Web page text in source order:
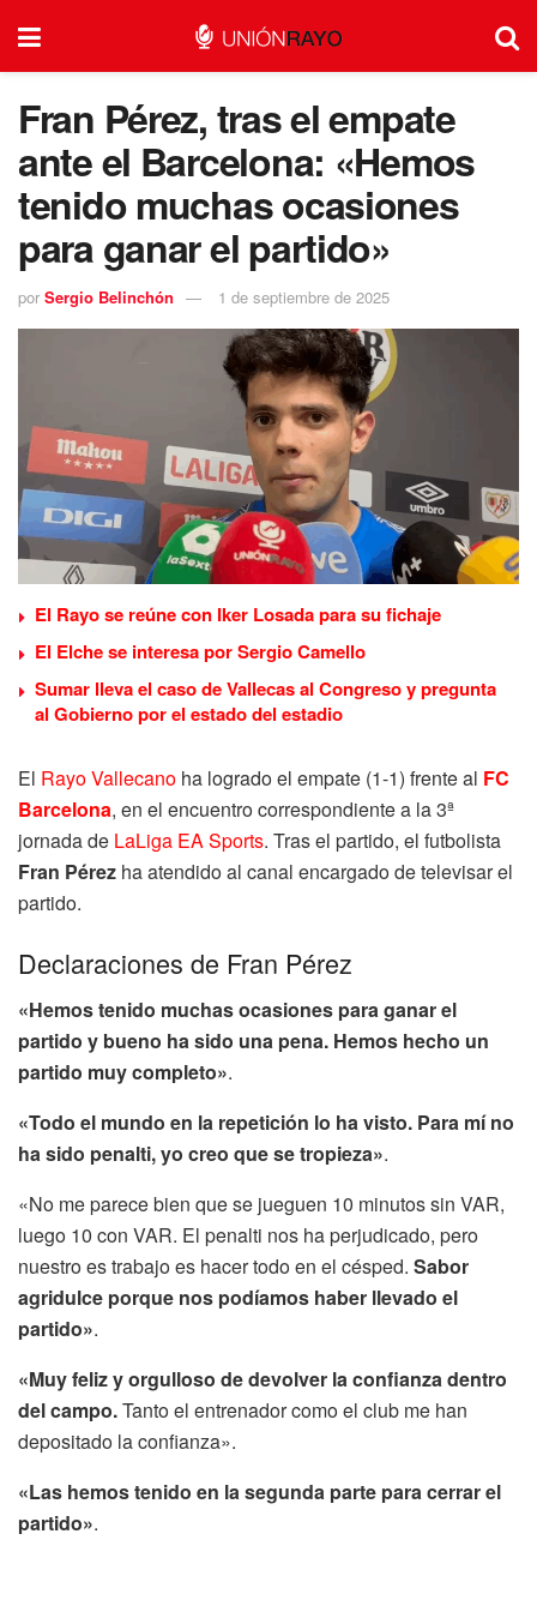
Fran Pérez, tras el empate
ante el Barcelona: «Hemos
tenido muchas ocasiones
para ganar el partido»
por Sergio Belinchón 1 de septiembre de 2025
El Rayo se reúne con Iker Losada para su fichaje
El Elche se interesa por Sergio Camello
Sumar lleva el caso de Vallecas al Congreso y pregunta
al Gobierno por el estado del estadio
El Rayo Vallecano ha logrado el empate (1-1) frente al FC
Barcelona, en el encuentro correspondiente a la 3ª
jornada de LaLiga EA Sports. Tras el partido, el futbolista
Fran Pérez ha atendido al canal encargado de televisar el
partido.
Declaraciones de Fran Pérez
«Hemos tenido muchas ocasiones para ganar el
partido y bueno ha sido una pena. Hemos hecho un
partido muy completo».
«Todo el mundo en la repetición lo ha visto. Para mí no
ha sido penalti, yo creo que se tropieza».
«No me parece bien que se jueguen 10 minutos sin VAR,
luego 10 con VAR. El penalti nos ha perjudicado, pero
nuestro es trabajo es hacer todo en el césped. Sabor
agridulce porque nos podíamos haber llevado el
partido».
«Muy feliz y orgulloso de devolver la confianza dentro
del campo.Tanto el entrenador como el club me han
depositado la confianza».
«Las hemos tenido en la segunda parte para cerrar el
partido».